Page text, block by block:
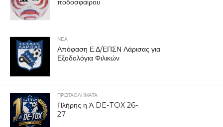
ποδοσφαίρου
ΝΕΑ
Απόφαση Ε.Δ/ΕΠΣΝ Λάρισας για
Εξοδολόγια Φιλικών
ΠΡΩΤΑΘΛΉΜΑΤΑ
Πλήρης η Ά DE-TOX 26-
27